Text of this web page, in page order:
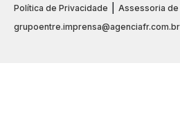
Política de Privacidade
Assessoria de
grupoentre.imprensa@agenciafr.com.br